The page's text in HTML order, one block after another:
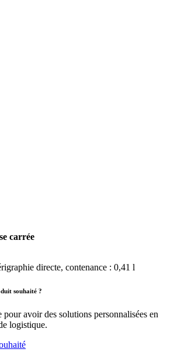
carrée
directe, contenance : 0,41 l
souhaité ?
avoir des solutions personnalisées en
logistique.